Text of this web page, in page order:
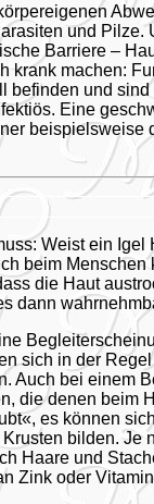
und
Barriere –
krank machen:
befinden und
Eine
beispielsweise
Weist ein
beim
die Haut
dann
sich in der
Auch bei einem
die denen beim
es können
bilden. Je
Haare und
Zink oder